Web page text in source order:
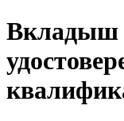
Вкладыш